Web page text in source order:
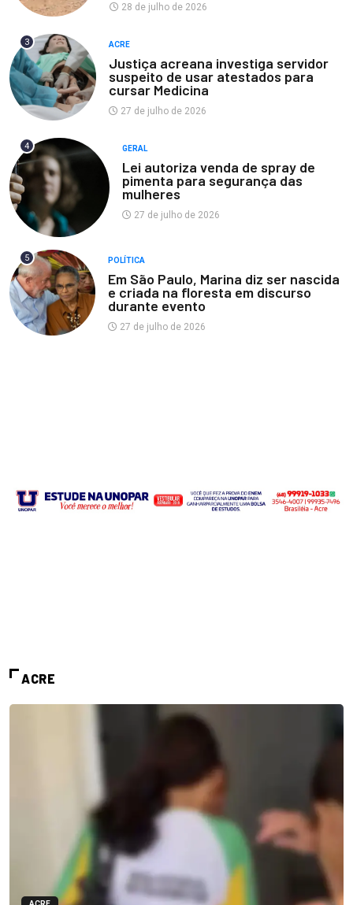
28 de julho de 2026
3 ACRE
Justiça acreana investiga servidor
suspeito de usar atestados para
cursar Medicina
27 de julho de 2026
4 GERAL
Lei autoriza venda de spray de
pimenta para segurança das
mulheres
27 de julho de 2026
5 POLÍTICA
Em São Paulo, Marina diz ser nascida
e criada na floresta em discurso
durante evento
27 de julho de 2026
ACRE